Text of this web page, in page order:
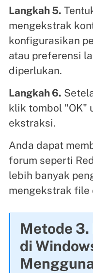
Langkah 5.
mengekstrak
konfigurasikan
atau preferensi
diperlukan.
Langkah 6.
klik tombol "OK"
ekstraksi.
Anda dapat
forum seperti
lebih banyak
mengekstrak file
Metode 3.
di